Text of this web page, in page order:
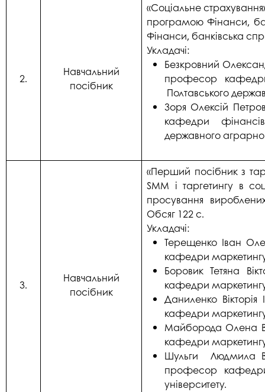
2.
Навчальний
посібник
«Соціальне
програмою Фінанси,
Фінанси, банківська
Укладачі:
Безкровний
професор
Полтавського
Зоря Олексій
кафедри фінансів,
державного
3.
Навчальний
посібник
«Перший посібник з
SMM і таргетингу в
просування
Обсяг 122 с.
Укладачі:
Терещенко Іван
кафедри
Боровик Тетяна
кафедри
Даниленко
кафедри
Майборода Олена
кафедри
Шульги Людмила
професор кафедри
університету.